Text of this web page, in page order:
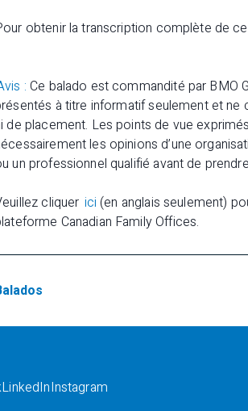
obtenir la transcription complète de
: Ce balado est commandité par BMO
à titre informatif seulement et
de placement. Les points de vue
les opinions d’une
un professionnel qualifié avant de
cliquer ici (en anglais seulement)
Canadian Family Offices.
LinkedInInstagram